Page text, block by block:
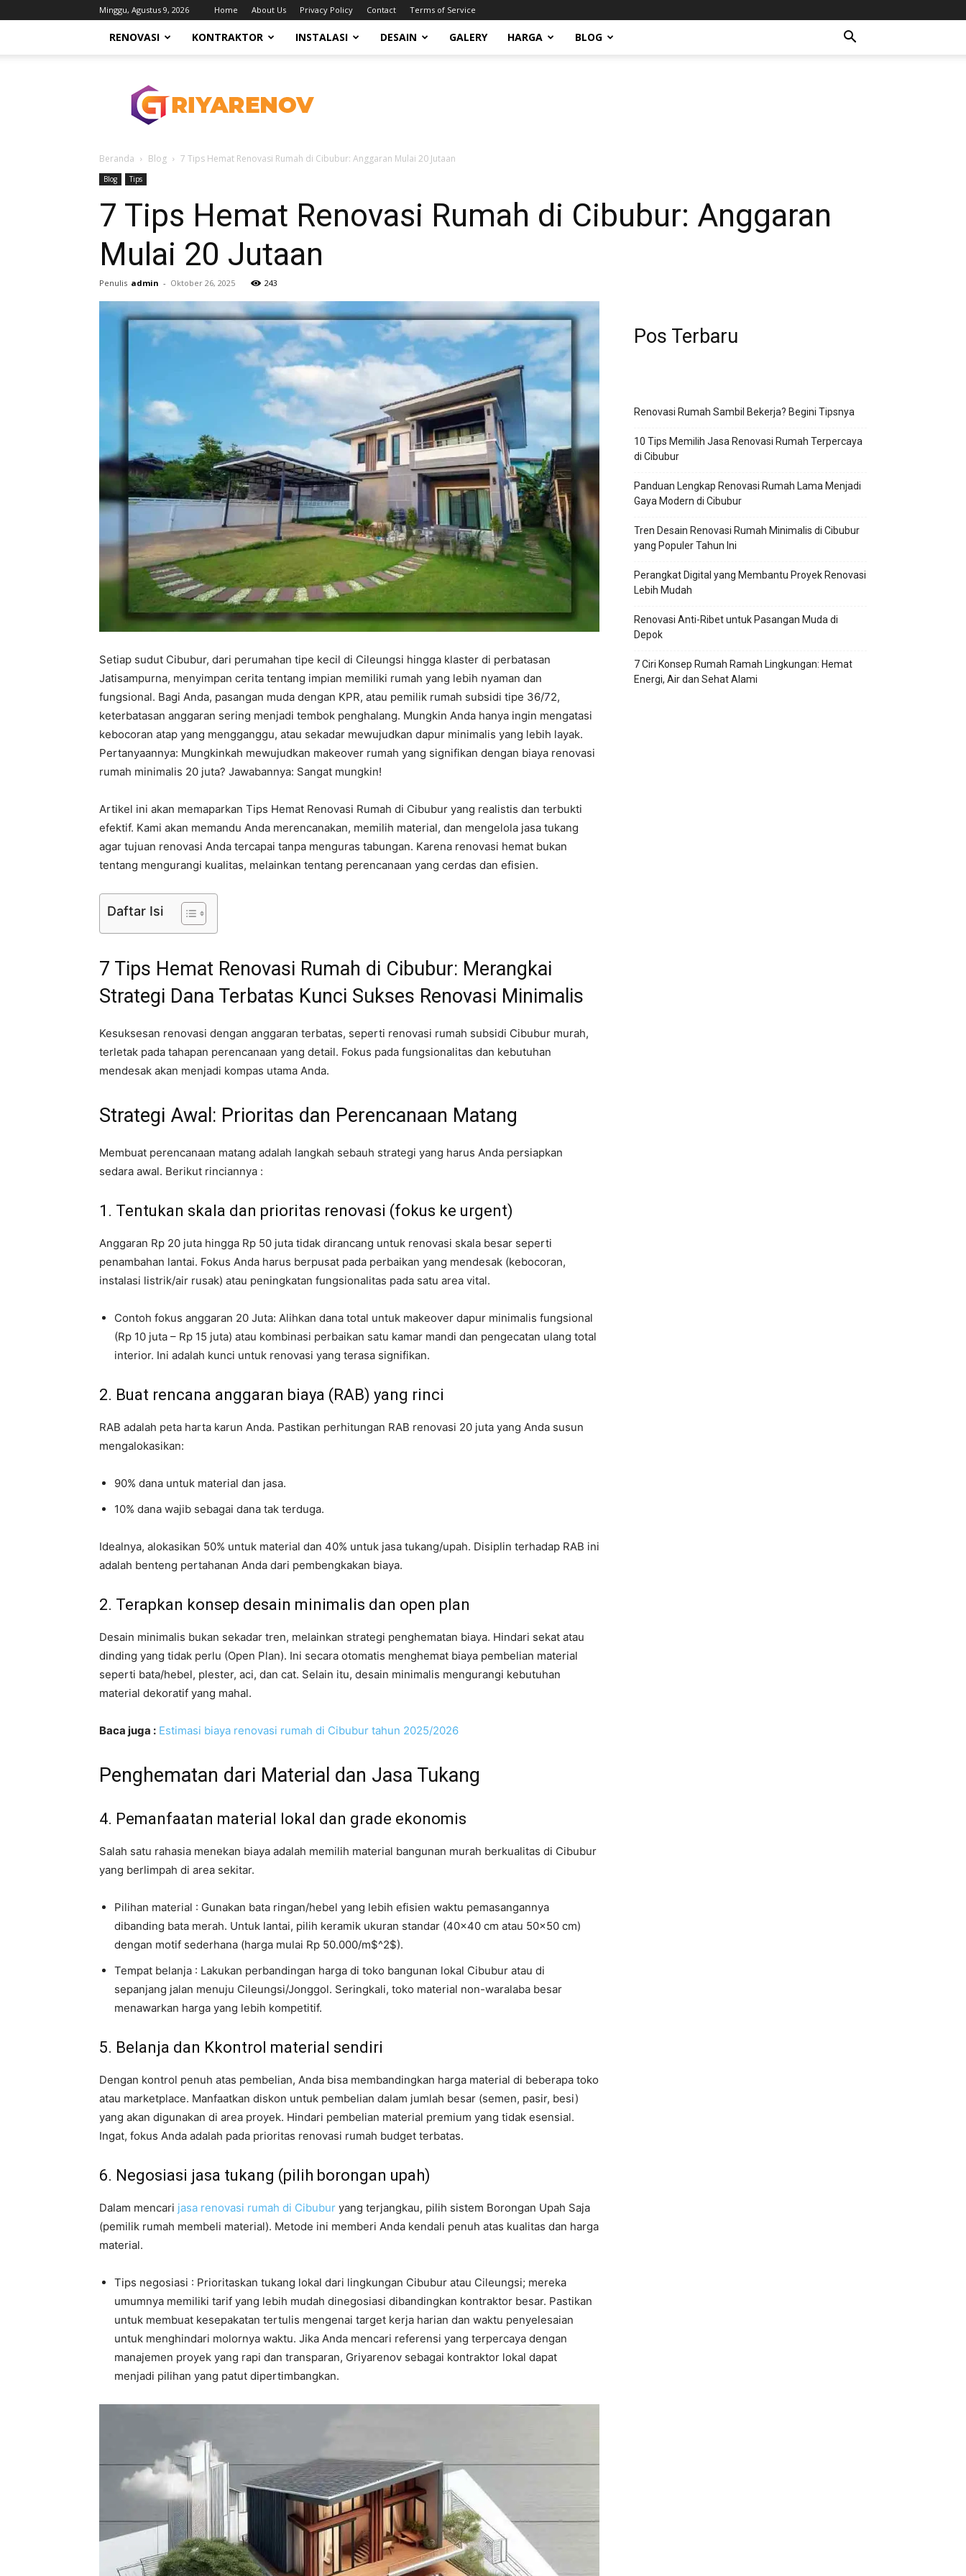
Minggu, Agustus 9, 2026 Home About Us Privacy Policy Contact Terms of Service
RENOVASI KONTRAKTOR INSTALASI DESAIN GALERY HARGA BLOG
Beranda Blog 7 Tips Hemat Renovasi Rumah di Cibubur: Anggaran Mulai 20 Jutaan
Blog Tips
7 Tips Hemat Renovasi Rumah di Cibubur: Anggaran
Mulai 20 Jutaan
Penulis admin - Oktober 26, 2025 243
Setiap sudut Cibubur, dari perumahan tipe kecil di Cileungsi hingga klaster di perbatasan
Jatisampurna, menyimpan cerita tentang impian memiliki rumah yang lebih nyaman dan
fungsional. Bagi Anda, pasangan muda dengan KPR, atau pemilik rumah subsidi tipe 36/72,
keterbatasan anggaran sering menjadi tembok penghalang. Mungkin Anda hanya ingin mengatasi
kebocoran atap yang mengganggu, atau sekadar mewujudkan dapur minimalis yang lebih layak.
Pertanyaannya: Mungkinkah mewujudkan makeover rumah yang signifikan dengan biaya renovasi
rumah minimalis 20 juta? Jawabannya: Sangat mungkin!
Artikel ini akan memaparkan Tips Hemat Renovasi Rumah di Cibubur yang realistis dan terbukti
efektif. Kami akan memandu Anda merencanakan, memilih material, dan mengelola jasa tukang
agar tujuan renovasi Anda tercapai tanpa menguras tabungan. Karena renovasi hemat bukan
tentang mengurangi kualitas, melainkan tentang perencanaan yang cerdas dan efisien.
Daftar Isi
7 Tips Hemat Renovasi Rumah di Cibubur: Merangkai
Strategi Dana Terbatas Kunci Sukses Renovasi Minimalis
Kesuksesan renovasi dengan anggaran terbatas, seperti renovasi rumah subsidi Cibubur murah,
terletak pada tahapan perencanaan yang detail. Fokus pada fungsionalitas dan kebutuhan
mendesak akan menjadi kompas utama Anda.
Strategi Awal: Prioritas dan Perencanaan Matang
Membuat perencanaan matang adalah langkah sebauh strategi yang harus Anda persiapkan
sedara awal. Berikut rinciannya :
1. Tentukan skala dan prioritas renovasi (fokus ke urgent)
Anggaran Rp 20 juta hingga Rp 50 juta tidak dirancang untuk renovasi skala besar seperti
penambahan lantai. Fokus Anda harus berpusat pada perbaikan yang mendesak (kebocoran,
instalasi listrik/air rusak) atau peningkatan fungsionalitas pada satu area vital.
Contoh fokus anggaran 20 Juta: Alihkan dana total untuk makeover dapur minimalis fungsional
(Rp 10 juta – Rp 15 juta) atau kombinasi perbaikan satu kamar mandi dan pengecatan ulang total
interior. Ini adalah kunci untuk renovasi yang terasa signifikan.
2. Buat rencana anggaran biaya (RAB) yang rinci
RAB adalah peta harta karun Anda. Pastikan perhitungan RAB renovasi 20 juta yang Anda susun
mengalokasikan:
90% dana untuk material dan jasa.
10% dana wajib sebagai dana tak terduga.
Idealnya, alokasikan 50% untuk material dan 40% untuk jasa tukang/upah. Disiplin terhadap RAB ini
adalah benteng pertahanan Anda dari pembengkakan biaya.
2. Terapkan konsep desain minimalis dan open plan
Desain minimalis bukan sekadar tren, melainkan strategi penghematan biaya. Hindari sekat atau
dinding yang tidak perlu (Open Plan). Ini secara otomatis menghemat biaya pembelian material
seperti bata/hebel, plester, aci, dan cat. Selain itu, desain minimalis mengurangi kebutuhan
material dekoratif yang mahal.
Baca juga : Estimasi biaya renovasi rumah di Cibubur tahun 2025/2026
Penghematan dari Material dan Jasa Tukang
4. Pemanfaatan material lokal dan grade ekonomis
Salah satu rahasia menekan biaya adalah memilih material bangunan murah berkualitas di Cibubur
yang berlimpah di area sekitar.
Pilihan material : Gunakan bata ringan/hebel yang lebih efisien waktu pemasangannya
dibanding bata merah. Untuk lantai, pilih keramik ukuran standar (40×40 cm atau 50×50 cm)
dengan motif sederhana (harga mulai Rp 50.000/m$^2$).
Tempat belanja : Lakukan perbandingan harga di toko bangunan lokal Cibubur atau di
sepanjang jalan menuju Cileungsi/Jonggol. Seringkali, toko material non-waralaba besar
menawarkan harga yang lebih kompetitif.
5. Belanja dan Kkontrol material sendiri
Dengan kontrol penuh atas pembelian, Anda bisa membandingkan harga material di beberapa toko
atau marketplace. Manfaatkan diskon untuk pembelian dalam jumlah besar (semen, pasir, besi)
yang akan digunakan di area proyek. Hindari pembelian material premium yang tidak esensial.
Ingat, fokus Anda adalah pada prioritas renovasi rumah budget terbatas.
6. Negosiasi jasa tukang (pilih borongan upah)
Dalam mencari jasa renovasi rumah di Cibubur yang terjangkau, pilih sistem Borongan Upah Saja
(pemilik rumah membeli material). Metode ini memberi Anda kendali penuh atas kualitas dan harga
material.
Tips negosiasi : Prioritaskan tukang lokal dari lingkungan Cibubur atau Cileungsi; mereka
umumnya memiliki tarif yang lebih mudah dinegosiasi dibandingkan kontraktor besar. Pastikan
untuk membuat kesepakatan tertulis mengenai target kerja harian dan waktu penyelesaian
untuk menghindari molornya waktu. Jika Anda mencari referensi yang terpercaya dengan
manajemen proyek yang rapi dan transparan, Griyarenov sebagai kontraktor lokal dapat
menjadi pilihan yang patut dipertimbangkan.
Pos Terbaru
Renovasi Rumah Sambil Bekerja? Begini Tipsnya
10 Tips Memilih Jasa Renovasi Rumah Terpercaya
di Cibubur
Panduan Lengkap Renovasi Rumah Lama Menjadi
Gaya Modern di Cibubur
Tren Desain Renovasi Rumah Minimalis di Cibubur
yang Populer Tahun Ini
Perangkat Digital yang Membantu Proyek Renovasi
Lebih Mudah
Renovasi Anti-Ribet untuk Pasangan Muda di
Depok
7 Ciri Konsep Rumah Ramah Lingkungan: Hemat
Energi, Air dan Sehat Alami